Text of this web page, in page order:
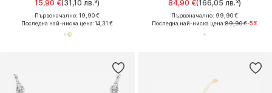
15,90 €(31,10 лв.³)
Първоначално: 19,90 €
Последна най-ниска цена:14,31 €
84,90 €(166,05 лв.³)
Първоначално: 99,90 €
Последна най-ниска цена:89,90 €-5%